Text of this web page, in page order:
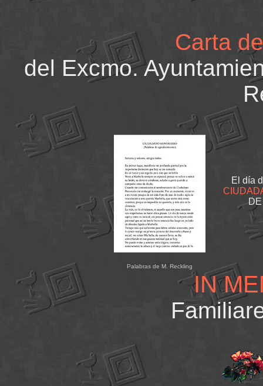
Carta
del Excmo.
Palabras de M. Reckling
El día
IN